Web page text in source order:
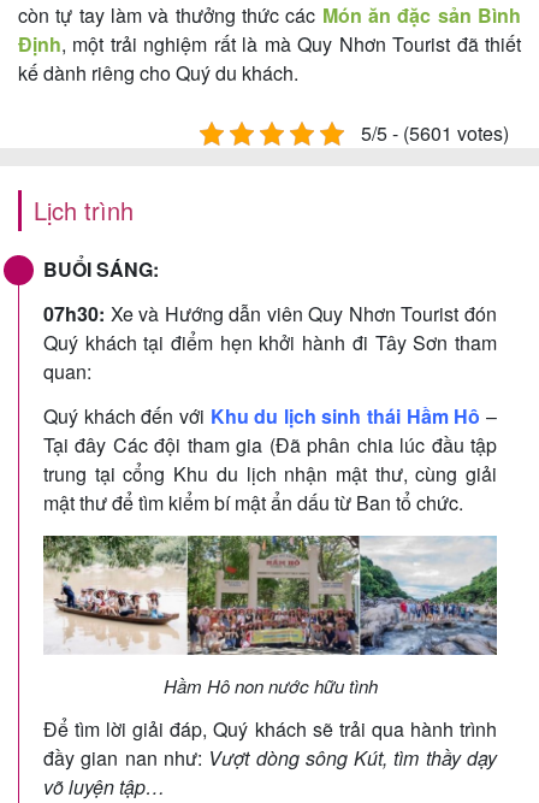
còn tự tay làm và thưởng thức các Món ăn đặc sản Bình
Định, một trải nghiệm rất là mà Quy Nhơn Tourist đã thiết
kế dành riêng cho Quý du khách.
5/5 - (5601 votes)
Lịch trình
BUỔI SÁNG:
07h30: Xe và Hướng dẫn viên Quy Nhơn Tourist đón
Quý khách tại điểm hẹn khởi hành đi Tây Sơn tham
quan:
Quý khách đến với Khu du lịch sinh thái Hầm Hô–
Tại đây Các đội tham gia (Đã phân chia lúc đầu tập
trung tại cổng Khu du lịch nhận mật thư, cùng giải
mật thư để tìm kiểm bí mật ẩn dấu từ Ban tổ chức.
Hầm Hô non nước hữu tình
Để tìm lời giải đáp, Quý khách sẽ trải qua hành trình
đầy gian nan như: Vượt dòng sông Kút, tìm thầy dạy
võ luyện tập…